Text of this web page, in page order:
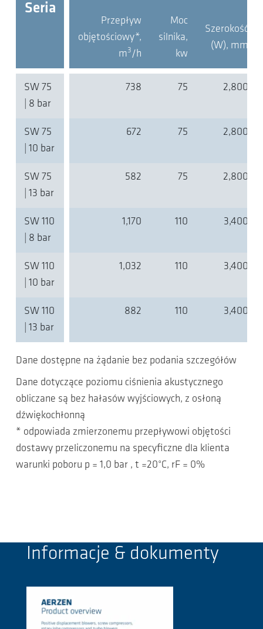
Seria
Przepływ
objętościowy*,
m3 /h
Moc
silnika,
kw
Szerokość
(W), mm
SW 75
| 8 bar
738 75 2,800
SW 75
| 10 bar
672 75 2,800
SW 75
| 13 bar
582 75 2,800
SW 110
| 8 bar
1,170 110 3,400
SW 110
| 10 bar
1,032 110 3,400
SW 110
| 13 bar
882 110 3,400
Dane dostępne na żądanie bez podania szczegółów
Dane dotyczące poziomu ciśnienia akustycznego
obliczane są bez hałasów wyjściowych, z osłoną
dźwiękochłonną
* odpowiada zmierzonemu przepływowi objętości
dostawy przeliczonemu na specyficzne dla klienta
warunki poboru p = 1,0 bar , t =20°C, rF = 0%
Informacje & dokumenty